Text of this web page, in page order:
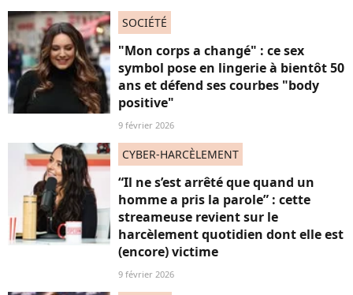
SOCIÉTÉ
"Mon corps a changé" : ce sex
symbol pose en lingerie à bientôt 50
ans et défend ses courbes "body
positive"
9 février 2026
CYBER-HARCÈLEMENT
“Il ne s’est arrêté que quand un
homme a pris la parole” : cette
streameuse revient sur le
harcèlement quotidien dont elle est
(encore) victime
9 février 2026